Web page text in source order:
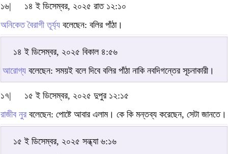
১৬|
১৪ ই ডিসেম্বর, ২০২৫ রাত ১২:১০
অনিকেত বৈরাগী তূর্য্য বলেছেন: বলির পাঁঠা।
১৪ ই ডিসেম্বর, ২০২৫ বিকাল ৪:৫৬
আরোগ্য বলেছেন: সময়ই বলে দিবে বলির পাঁঠা নাকি নবদিগন্তের সূচনাকারী।
১৭|
১৫ ই ডিসেম্বর, ২০২৫ দুপুর ১২:১৫
রাজীব নুর বলেছেন: পোষ্টে আবার এলাম। কে কি মন্তব্য করেছেন, সেটা জানতে।
১৫ ই ডিসেম্বর, ২০২৫ সন্ধ্যা ৬:১৬